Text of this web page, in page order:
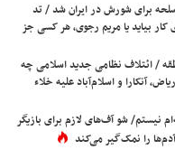
برای شورش در ایران شد / تد
بیاید یا مریم رجوی، هر کسی جز
/ ائتلاف نظامی جدید اسلامی چه
آنکارا و اسلام‌آباد علیه خلاء
نیستم/ شو آف‌های لازم برای بازیگر
را نمک‌گیر می‌کند